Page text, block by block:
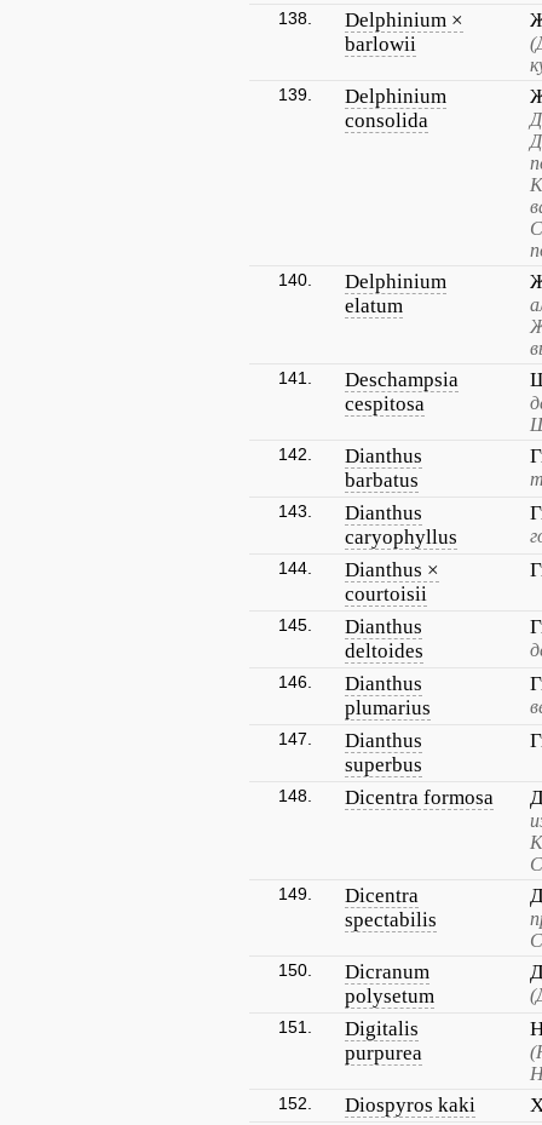
138.
Delphinium ×
barlowii
139.
Delphinium
consolida
140.
Delphinium
elatum
141.
Deschampsia
cespitosa
142.
Dianthus
barbatus
143.
Dianthus
caryophyllus
144.
Dianthus ×
courtoisii
145.
Dianthus
deltoides
146.
Dianthus
plumarius
147.
Dianthus
superbus
148. Dicentra formosa
149.
Dicentra
spectabilis
150.
Dicranum
polysetum
151.
Digitalis
purpurea
152. Diospyros kaki